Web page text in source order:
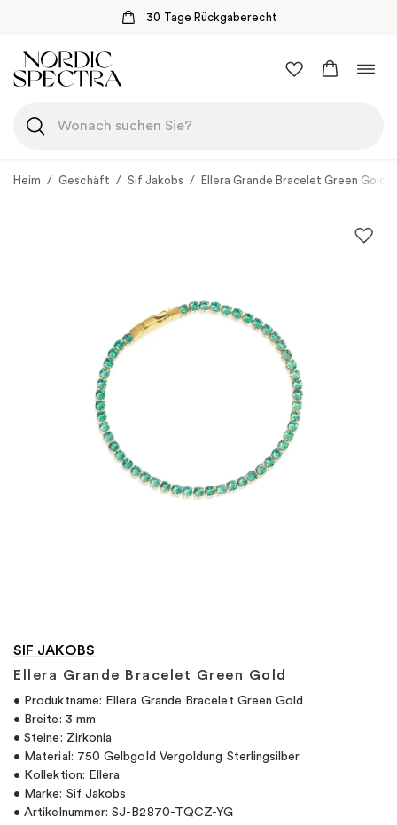
30 Tage Rückgaberecht
Inhalt
springen
Heim / Geschäft / Sif Jakobs / Ellera Grande Bracelet Green Gold
SIF JAKOBS
Ellera Grande Bracelet Green Gold
• Produktname: Ellera Grande Bracelet Green Gold
• Breite: 3 mm
• Steine: Zirkonia
• Material: 750 Gelbgold Vergoldung Sterlingsilber
• Kollektion: Ellera
• Marke: Sif Jakobs
• Artikelnummer: SJ-B2870-TQCZ-YG